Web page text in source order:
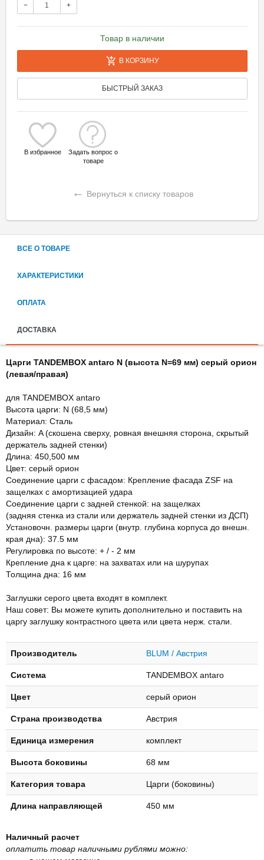
− +
Товар в наличии
В КОРЗИНУ
БЫСТРЫЙ ЗАКАЗ
В избранное
Задать вопрос о
товаре
← Вернуться к списку товаров
ВСЕ О ТОВАРЕ
ХАРАКТЕРИСТИКИ
ОПЛАТА
ДОСТАВКА
Царги TANDEMBOX antaro N (высота N=69 мм) серый орион
(левая/правая)
для TANDEMBOX antaro
Высота царги: N (68,5 мм)
Maтeриaл: Сталь
Дизайн: A (скошена сверху, ровная внешняя сторона, скрытый
держатель задней стенки)
Длина: 450,500 мм
Цвет: серый орион
Соединение царги с фасадом: Крепление фасада ZSF на
защелках с амортизацией удара
Соединение царги с задней стенкой: на защелках
(задняя стенка из стали или держатель зaдней стeнки из ДСП)
Установочн. размеры царги (внутр. глубина корпуса до внешн.
края дна): 37.5 мм
Регулировка по высоте: + / - 2 мм
Крепление дна к царге: на захватах или на шурупах
Толщина дна: 16 мм
Заглушки серого цвета входят в комплект.
Наш совет: Вы можете купить дополнительно и поставить на
царгу заглушку контрастного цвета или цвета нерж. стали.
Производитель BLUM / Австрия
Система TANDEMBOX antaro
Цвет серый орион
Страна производства Австрия
Единица измерения комплект
Высота боковины 68 мм
Категория товара Царги (боковины)
Длина направляющей 450 мм
Наличный расчет
оплатить товар наличными рублями можно: